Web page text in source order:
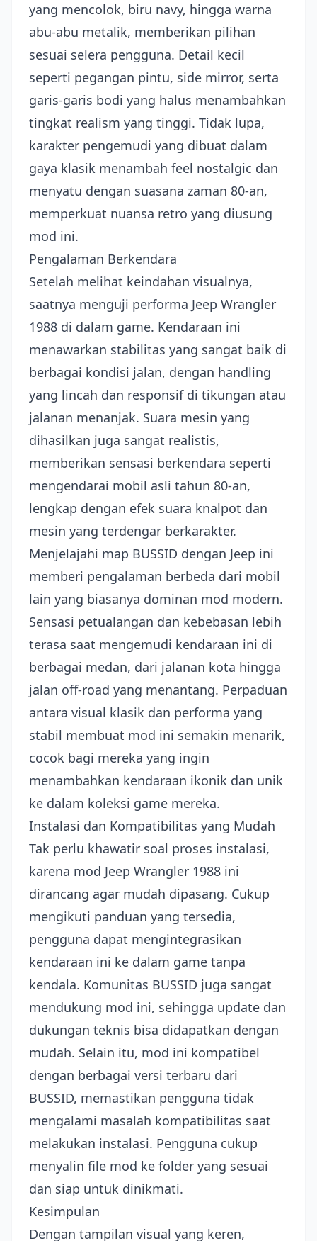
yang mencolok, biru navy, hingga warna
abu-abu metalik, memberikan pilihan
sesuai selera pengguna. Detail kecil
seperti pegangan pintu, side mirror, serta
garis-garis bodi yang halus menambahkan
tingkat realism yang tinggi. Tidak lupa,
karakter pengemudi yang dibuat dalam
gaya klasik menambah feel nostalgic dan
menyatu dengan suasana zaman 80-an,
memperkuat nuansa retro yang diusung
mod ini.
Pengalaman Berkendara
Setelah melihat keindahan visualnya,
saatnya menguji performa Jeep Wrangler
1988 di dalam game. Kendaraan ini
menawarkan stabilitas yang sangat baik di
berbagai kondisi jalan, dengan handling
yang lincah dan responsif di tikungan atau
jalanan menanjak. Suara mesin yang
dihasilkan juga sangat realistis,
memberikan sensasi berkendara seperti
mengendarai mobil asli tahun 80-an,
lengkap dengan efek suara knalpot dan
mesin yang terdengar berkarakter.
Menjelajahi map BUSSID dengan Jeep ini
memberi pengalaman berbeda dari mobil
lain yang biasanya dominan mod modern.
Sensasi petualangan dan kebebasan lebih
terasa saat mengemudi kendaraan ini di
berbagai medan, dari jalanan kota hingga
jalan off-road yang menantang. Perpaduan
antara visual klasik dan performa yang
stabil membuat mod ini semakin menarik,
cocok bagi mereka yang ingin
menambahkan kendaraan ikonik dan unik
ke dalam koleksi game mereka.
Instalasi dan Kompatibilitas yang Mudah
Tak perlu khawatir soal proses instalasi,
karena mod Jeep Wrangler 1988 ini
dirancang agar mudah dipasang. Cukup
mengikuti panduan yang tersedia,
pengguna dapat mengintegrasikan
kendaraan ini ke dalam game tanpa
kendala. Komunitas BUSSID juga sangat
mendukung mod ini, sehingga update dan
dukungan teknis bisa didapatkan dengan
mudah. Selain itu, mod ini kompatibel
dengan berbagai versi terbaru dari
BUSSID, memastikan pengguna tidak
mengalami masalah kompatibilitas saat
melakukan instalasi. Pengguna cukup
menyalin file mod ke folder yang sesuai
dan siap untuk dinikmati.
Kesimpulan
Dengan tampilan visual yang keren,